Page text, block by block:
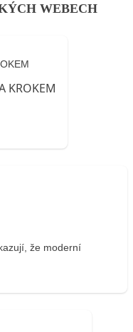
WEBECH
že moderní